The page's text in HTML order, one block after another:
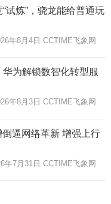
试炼”，骁龙能给普通玩
年8月4日 CCTIME飞象网
为解锁数智化转型服
年8月3日 CCTIME飞象网
逼网络革新 增强上行
年7月31日 CCTIME飞象网